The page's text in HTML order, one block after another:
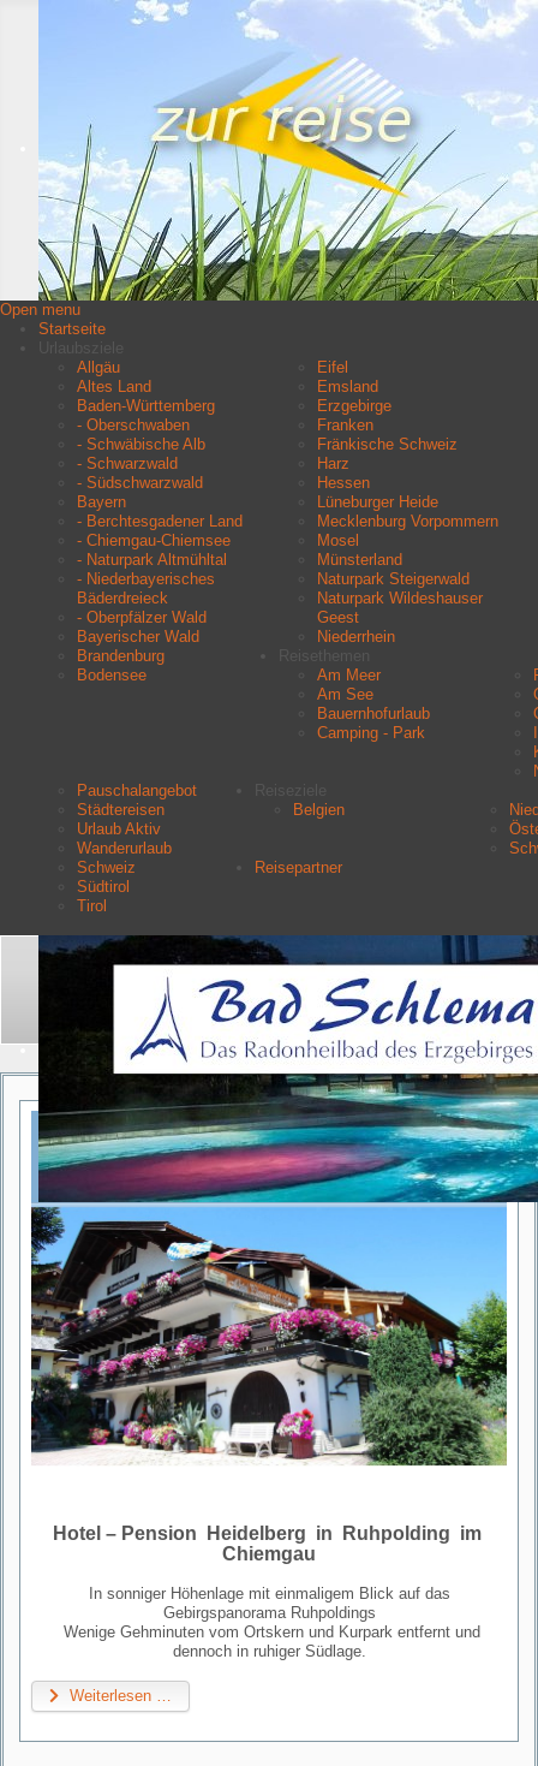
Open menu
Startseite
Allgäu
Altes Land
Baden-Württemberg
- Oberschwaben
- Schwäbische Alb
- Schwarzwald
- Südschwarzwald
Bayern
- Berchtesgadener Land
- Chiemgau-Chiemsee
- Naturpark Altmühltal
- Niederbayerisches
Bäderdreieck
- Oberpfälzer Wald
Bayerischer Wald
Brandenburg
Bodensee
Eifel
Emsland
Erzgebirge
Franken
Fränkische Schweiz
Harz
Hessen
Lüneburger Heide
Mecklenburg Vorpommern
Mosel
Münsterland
Naturpark Steigerwald
Naturpark Wildeshauser
Geest
Niederrhein
Am Meer
Am See
Bauernhofurlaub
Camping - Park
Pauschalangebot
Städtereisen
Urlaub Aktiv
Wanderurlaub
Belgien
Schweiz
Südtirol
Tirol
Reisepartner
Aktuelle Seite:Startseite Urlaubsziele - Chiemgau-Chiemsee
Suchen
Hotel – Pension Heidelberg in Ruhpolding im
Chiemgau
In sonniger Höhenlage mit einmaligem Blick auf das
Gebirgspanorama Ruhpoldings
Wenige Gehminuten vom Ortskern und Kurpark entfernt und
dennoch in ruhiger Südlage.
Weiterlesen …